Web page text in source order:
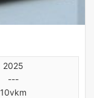
2025
---
10vkm